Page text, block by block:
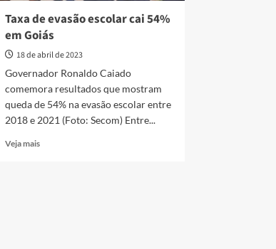
Taxa de evasão escolar cai 54%
em Goiás
18 de abril de 2023
Governador Ronaldo Caiado
comemora resultados que mostram
queda de 54% na evasão escolar entre
2018 e 2021 (Foto: Secom) Entre...
Veja maisRead